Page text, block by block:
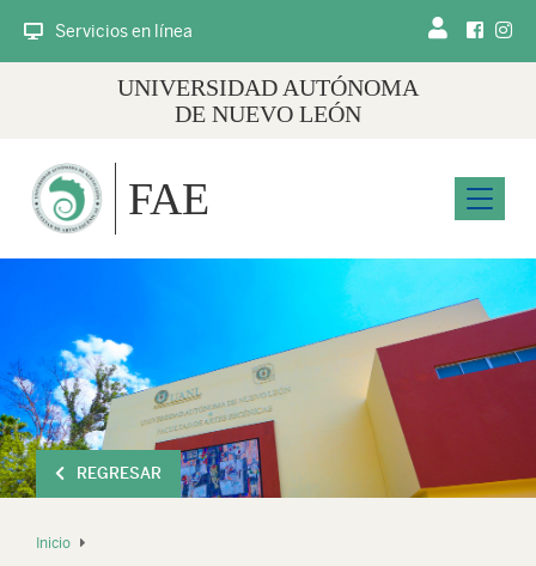
Servicios en línea
UNIVERSIDAD AUTÓNOMA
DE NUEVO LEÓN
Menu
FAE
REGRESAR
Inicio